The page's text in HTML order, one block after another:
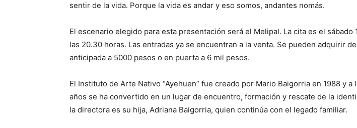
sentir de la vida. Porque la vida es andar y eso somos, andantes nomás.
El escenario elegido para esta presentación será el Melipal. La cita es el sábado
las 20.30 horas. Las entradas ya se encuentran a la venta. Se pueden adquirir
anticipada a 5000 pesos o en puerta a 6 mil pesos.
El Instituto de Arte Nativo “Ayehuen” fue creado por Mario Baigorria en 1988 y a
años se ha convertido en un lugar de encuentro, formación y rescate de la
la directora es su hija, Adriana Baigorria, quien continúa con el legado familiar.